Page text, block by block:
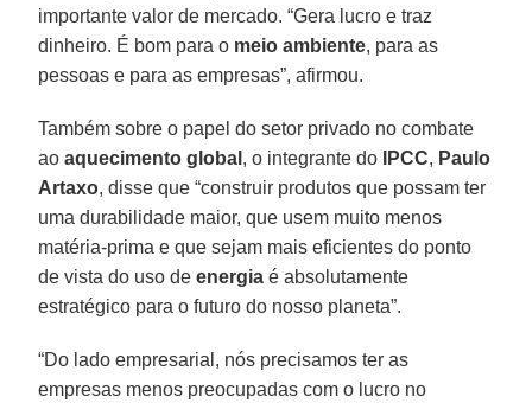
importante valor de mercado. “Gera lucro e traz
dinheiro. É bom para o meio ambiente, para as
pessoas e para as empresas”, afirmou.
Também sobre o papel do setor privado no combate
aoaquecimento global , o integrante do IPCC, Paulo
Artaxo, disse que “construir produtos que possam ter
uma durabilidade maior, que usem muito menos
matéria-prima e que sejam mais eficientes do ponto
de vista do uso deenergia é absolutamente
estratégico para o futuro do nosso planeta”.
“Do lado empresarial, nós precisamos ter as
empresas menos preocupadas com o lucro no